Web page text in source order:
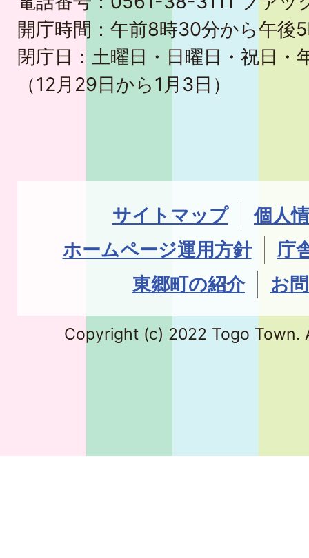
開庁時間：午前8時30分から午後
閉庁日：土曜日・日曜日・祝日・
（12月29日から1月3日）
サイトマップ
個人
ホームページ運用方針
庁
東郷町の紹介
お
Copyright (c) 2022 Togo Town.